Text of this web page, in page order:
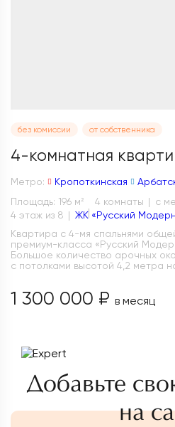
без комиссии от собственника
4-комнатная
Метро: Кропоткинская
Площадь: 196 м 2 4 комнаты
с
4 этаж из 8
ЖК «Русский
Квартира с 4-мя спальнями
премиум-класса «Русский
Большое количество арочных
с потолками высотой 4,2 метра
1 300 000 ₽ в месяц
Добавьте
на